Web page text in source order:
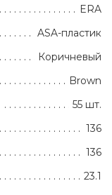
ERA
ASA-пластик
Коричневый
Brown
55 шт.
136
136
23.1